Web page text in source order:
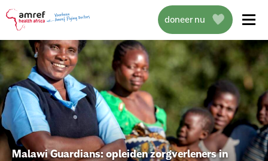
doneer nu
over amref health africa
wat we doen
Malawi Guardians: opleiden zorgverleners in